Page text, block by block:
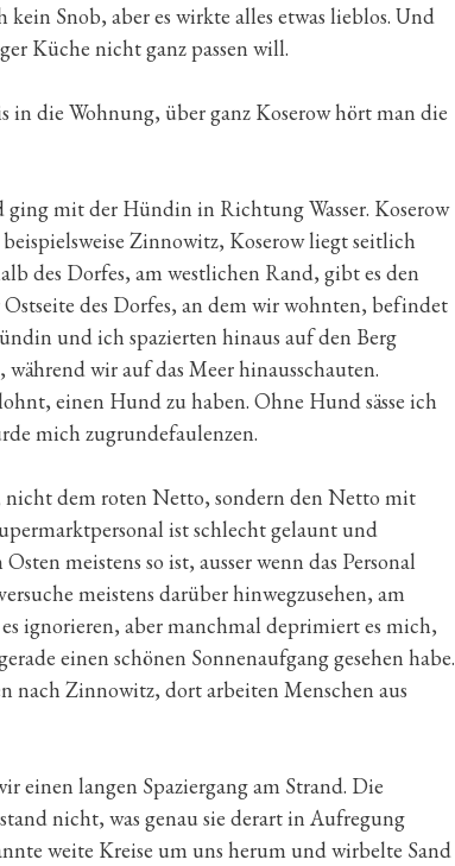
Snob, aber es wirkte alles etwas lieblos. Und
Küche nicht ganz passen will.
die Wohnung, über ganz Koserow hört man die
mit der Hündin in Richtung Wasser. Koserow
Zinnowitz, Koserow liegt seitlich
des Dorfes, am westlichen Rand, gibt es den
des Dorfes, an dem wir wohnten, befindet
und ich spazierten hinaus auf den Berg
wir auf das Meer hinausschauten.
einen Hund zu haben. Ohne Hund sässe ich
mich zugrundefaulenzen.
dem roten Netto, sondern den Netto mit
ist schlecht gelaunt und
meistens so ist, ausser wenn das Personal
meistens darüber hinwegzusehen, am
ignorieren, aber manchmal deprimiert es mich,
einen schönen Sonnenaufgang gesehen habe.
nach Zinnowitz, dort arbeiten Menschen aus
einen langen Spaziergang am Strand. Die
nicht, was genau sie derart in Aufregung
weite Kreise um uns herum und wirbelte Sand